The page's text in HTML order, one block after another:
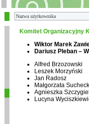
Komitet Organizacyjny
Wiktor Marek
Dariusz Pleban –
Alfred Brzozowski
Leszek Morzyński
Jan Radosz
Małgorzata
Agnieszka
Lucyna